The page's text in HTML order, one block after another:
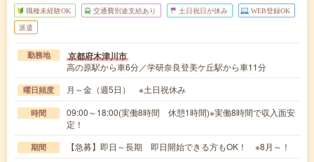
職種未経験OK 交通費別途支給あり 土日祝日が休み WEB登録OK
派遣
勤務地 京都府木津川市
高の原駅から車6分／学研奈良登美ケ丘駅から車11分
曜日頻度 月～金（週5日） ※土日祝休み
時間
09:00～18:00(実働8時間 休憩1時間)※実働8時間で収入面安
定！
期間 【急募】即日～長期 即日開始できる方もOK！ ※8月～！